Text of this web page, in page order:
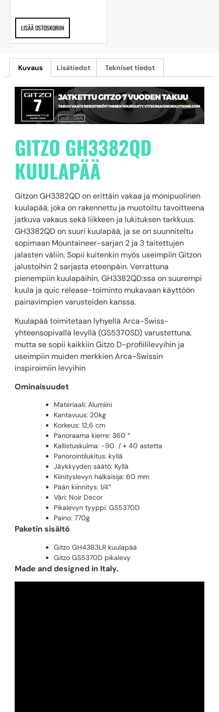
LISÄÄ OSTOSKORIIN
Kuvaus Lisätiedot Tekniset tiedot
GITZO GH3382QD
KUULAPÄÄ
Gitzon GH3382QD on erittäin vakaa ja monipuolinen
kuulapää, joka on rakennettu ja muotoiltu tavoitteena
jatkuva vakaus sekä liikkeen ja lukituksen tarkkuus.
GH3382QD on suuri kuulapää, ja se on suunniteltu
sopimaan Mountaineer-sarjan 2 ja 3 taitettujen
jalasten väliin. Sopii kuitenkin myös useimpiin Gitzon
jalustoihin 2 sarjasta eteenpäin. Verrattuna
pienempiin kuulapäihin, GH3382QD:ssa on suurempi
kuula ja quic release-toiminto mukavaan käyttöön
painavimpien varusteiden kanssa.
Kuulapää toimitetaan lyhyellä Arca-Swiss-
yhteensopivalla levyllä (GS5370SD) varustettuna,
mutta se sopii kaikkiin Gitzo D-profiililevyihin ja
useimpiin muiden merkkien Arca-Swissin
inspiroimiin levyihin
Ominaisuudet
Materiaali: Alumiini
Kantavuus: 20kg
Korkeus: 12,6 cm
Panoraama kierre: 360 °
Kallistuskulma: -90 / + 40 astetta
Panorointilukitus: kyllä
Jäykkyyden säätö: Kyllä
Kiinityslevyn halkaisija: 60 mm
Pään kiinnitys: 1/4″
Väri: Noir Decor
Pikalevyn tyyppi: GS5370D
Paino: 770g
Paketin sisältö
Gitzo GH4383LR kuulapää
Gitzo GS5370D pikalevy
Made and designed in Italy.